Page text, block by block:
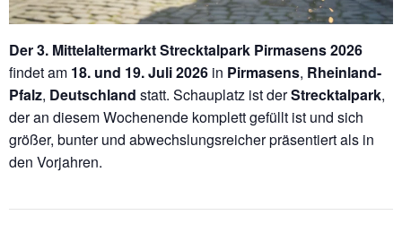
Der 3. Mittelaltermarkt Strecktalpark Pirmasens 2026
findet am 18. und 19. Juli 2026 in Pirmasens, Rheinland-
Pfalz, Deutschland statt. Schauplatz ist derStrecktalpark,
der an diesem Wochenende komplett gefüllt ist und sich
größer, bunter und abwechslungsreicher präsentiert als in
den Vorjahren.